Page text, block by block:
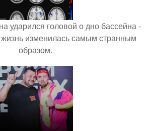
ударился головой о дно бассейна -
жизнь изменилась самым странным
образом.